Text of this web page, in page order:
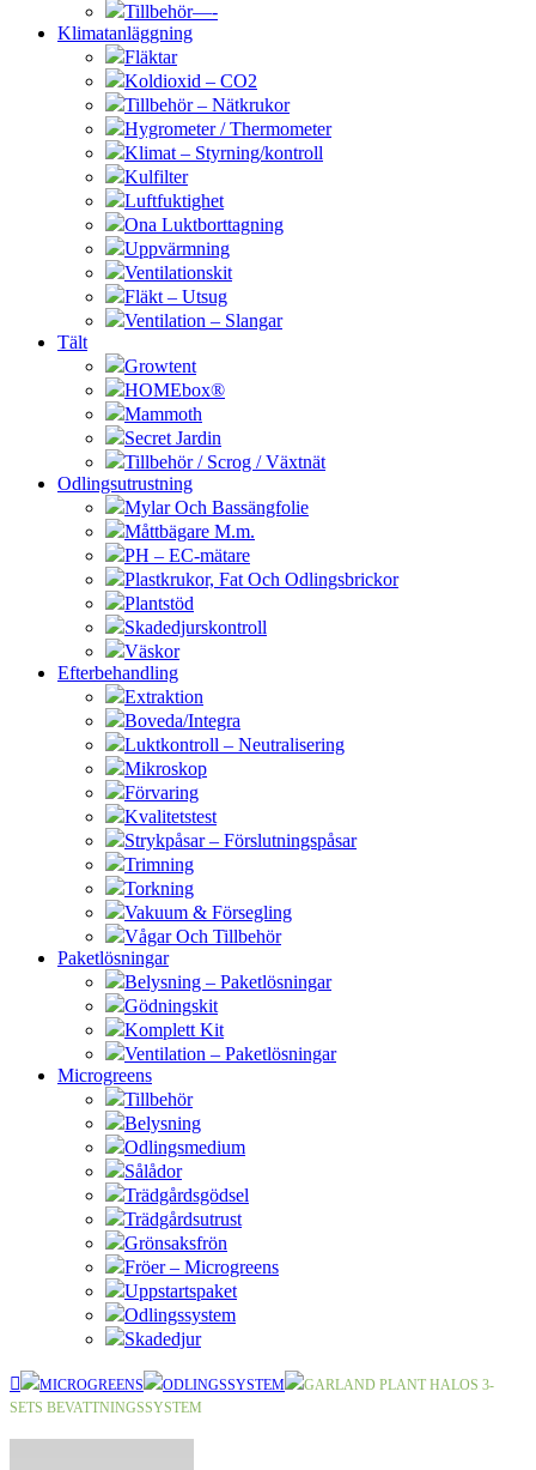
Tillbehör—-
Klimatanläggning
Fläktar
Koldioxid – CO2
Tillbehör – Nätkrukor
Hygrometer / Thermometer
Klimat – Styrning/kontroll
Kulfilter
Luftfuktighet
Ona Luktborttagning
Uppvärmning
Ventilationskit
Fläkt – Utsug
Ventilation – Slangar
Tält
Growtent
HOMEbox®
Mammoth
Secret Jardin
Tillbehör / Scrog / Växtnät
Odlingsutrustning
Mylar Och Bassängfolie
Måttbägare M.m.
PH – EC-mätare
Plastkrukor, Fat Och Odlingsbrickor
Plantstöd
Skadedjurskontroll
Väskor
Efterbehandling
Extraktion
Boveda/Integra
Luktkontroll – Neutralisering
Mikroskop
Förvaring
Kvalitetstest
Strykpåsar – Förslutningspåsar
Trimning
Torkning
Vakuum & Försegling
Vågar Och Tillbehör
Paketlösningar
Belysning – Paketlösningar
Gödningskit
Komplett Kit
Ventilation – Paketlösningar
Microgreens
Tillbehör
Belysning
Odlingsmedium
Sålådor
Trädgårdsgödsel
Trädgårdsutrust
Grönsaksfrön
Fröer – Microgreens
Uppstartspaket
Odlingssystem
Skadedjur
MICROGREENS ODLINGSSYSTEM
GARLAND PLANT HALOS 3-
SETS BEVATTNINGSSYSTEM